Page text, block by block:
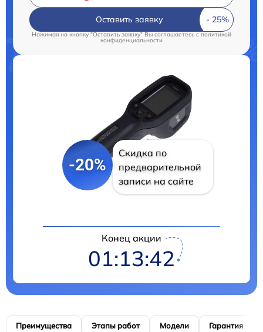
Оставить заявку
Нажимая на кнопку "Оставить заявку" Вы соглашаетесь c политикой
конфиденциальности
-20%
Скидка по
предварительной
записи на сайте
Конец акции
01:13:42
Преимущества Этапы работ Модели Гарантия